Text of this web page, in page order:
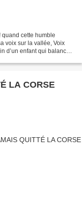
cette humble
voix sur la vallée, Voix
d’un enfant qui balance
LA CORSE